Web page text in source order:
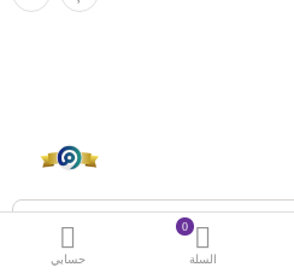
0
السلة حسابي